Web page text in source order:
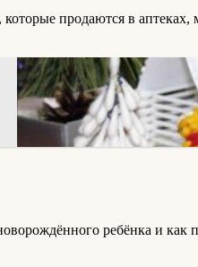
продаются в
ребёнка и как